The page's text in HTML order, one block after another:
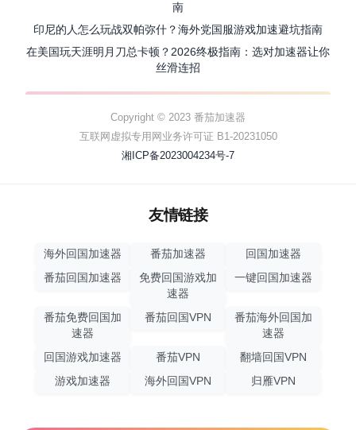
南
印尼的人怎么玩战双帕弥什？海外党国服游戏加速避坑指南
在美国玩天涯明月刀总卡顿？2026终极指南：选对加速器让你
丝滑连招
Copyright © 2023 番茄加速器
互联网虚拟专用网业务许可证 B1-20231050
湘ICP备2023004234号-7
友情链接
海外回国加速器 番茄加速器
回国加速器
番茄回国加速器
免费回国游戏加
速器
一键回国加速器
番茄免费回国加
速器
番茄回国VPN
番茄海外回国加
速器
回国游戏加速器
番茄VPN
翻墙回国VPN
游戏加速器
海外回国VPN 归雁VPN